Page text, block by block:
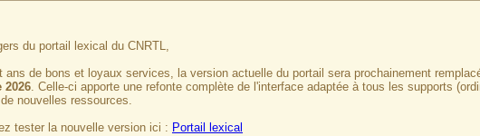
du portail lexical du CNRTL,
ans de bons et loyaux services, la version actuelle du portail sera prochainement
2026. Celle-ci apporte une refonte complète de l'interface adaptée à tous les supports
nouvelles ressources.
tester la nouvelle version ici : Portail lexical